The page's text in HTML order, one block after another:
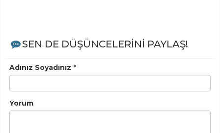
SEN DE DÜŞÜNCELERİNİ PAYLAŞ!
Adınız Soyadınız *
Yorum